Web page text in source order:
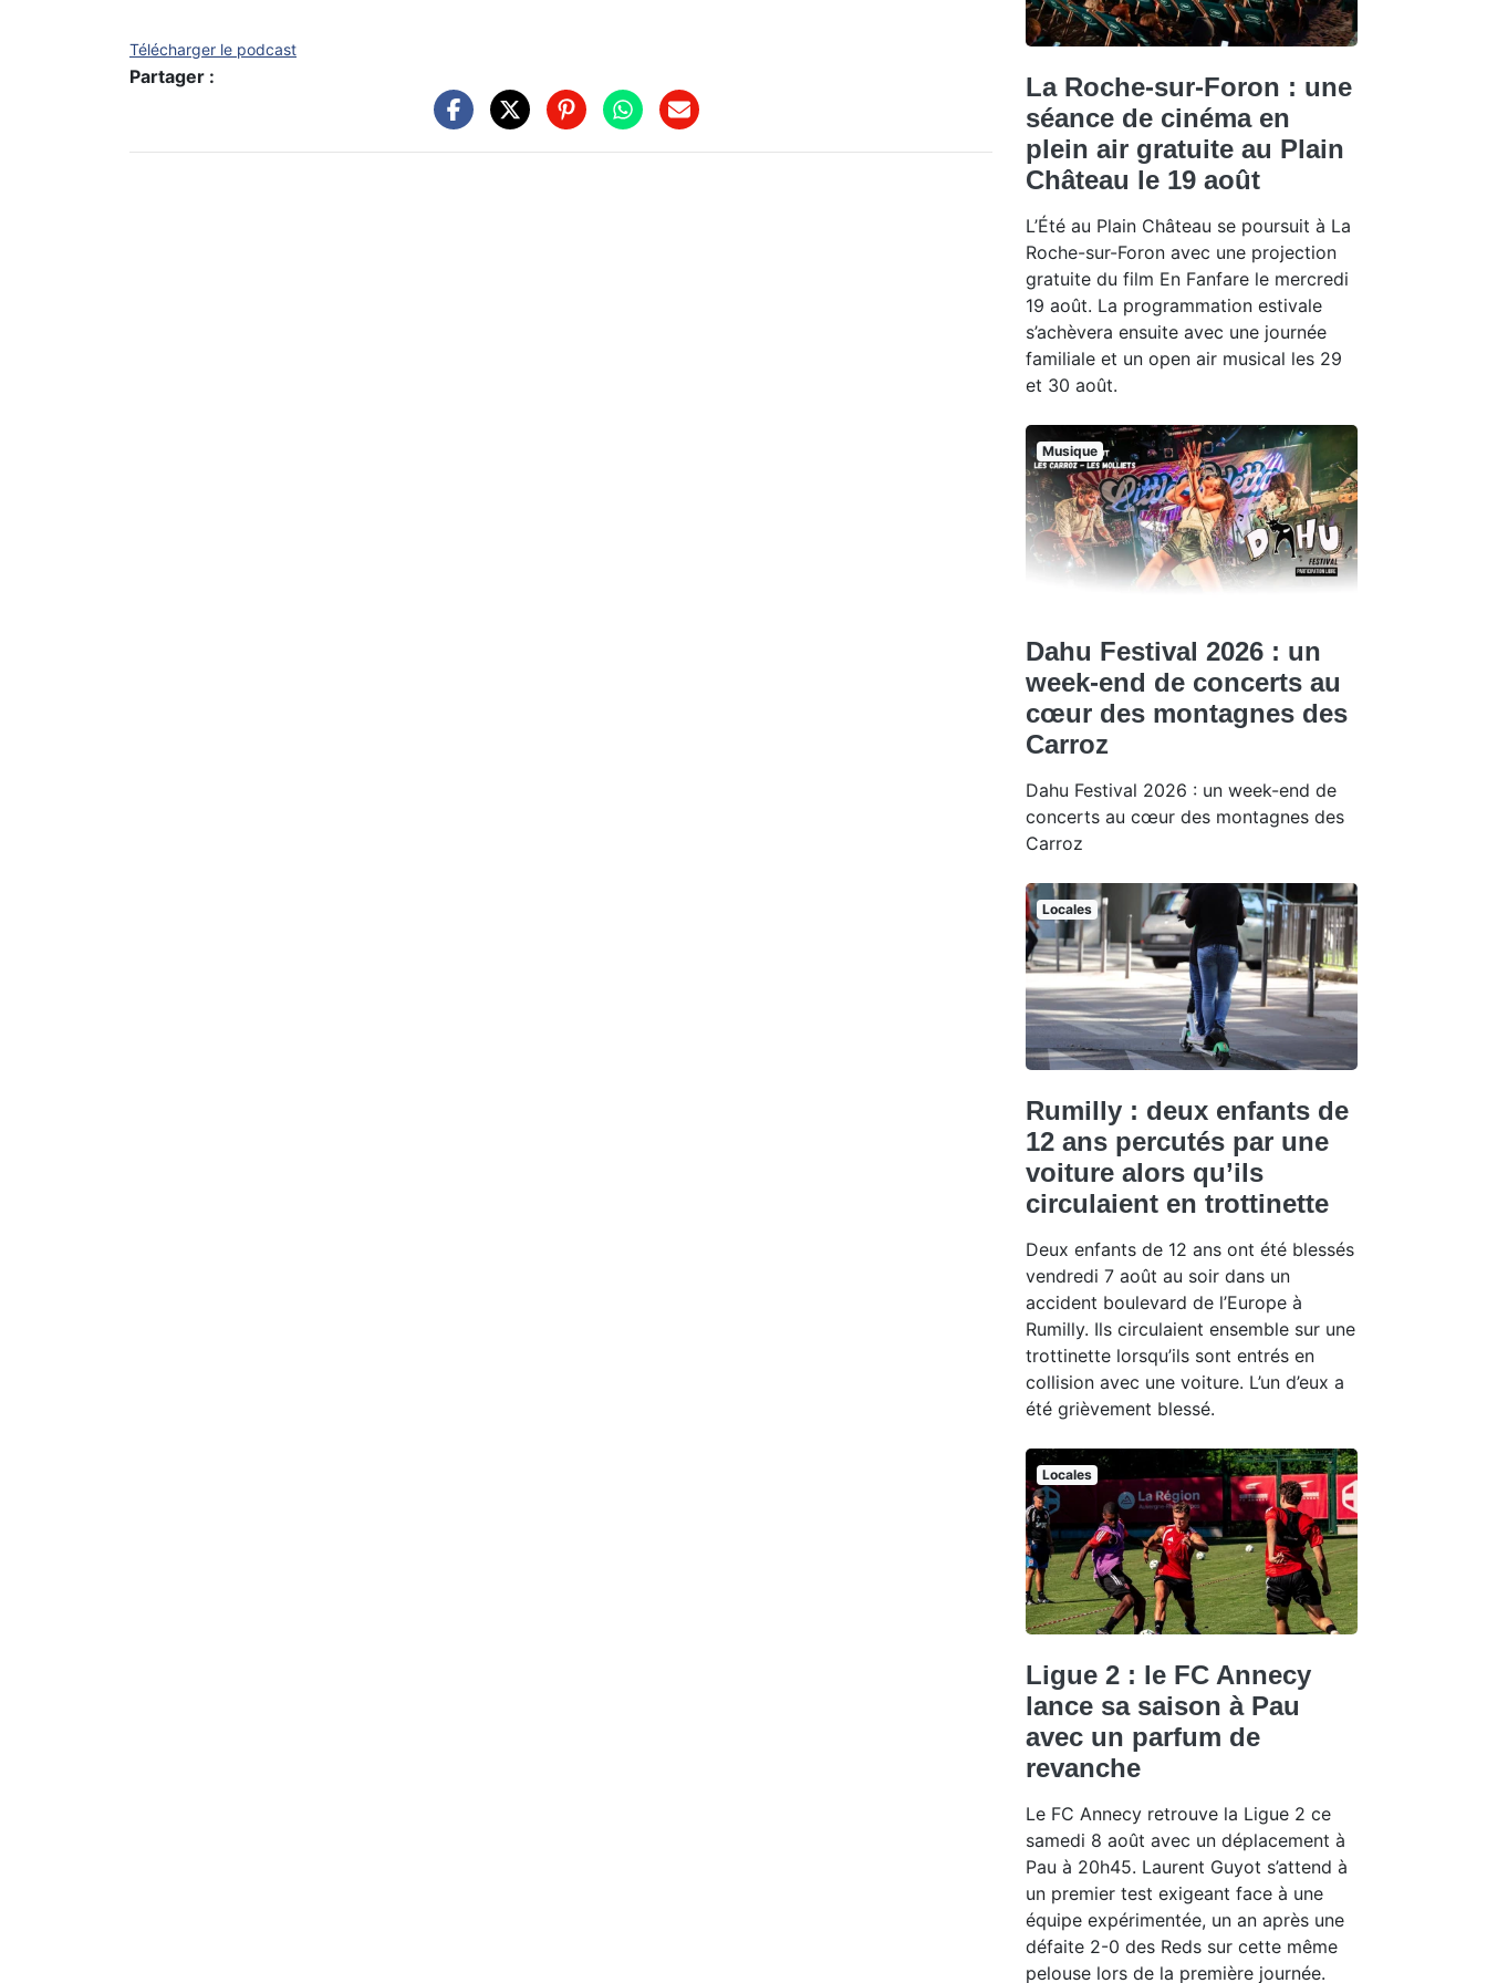
Télécharger le podcast
Partager :
La Roche-sur-Foron : une
séance de cinéma en
plein air gratuite au Plain
Château le 19 août
L’Été au Plain Château se poursuit à La
Roche-sur-Foron avec une projection
gratuite du film En Fanfare le mercredi
19 août. La programmation estivale
s’achèvera ensuite avec une journée
familiale et un open air musical les 29
et 30 août.
Musique
Dahu Festival 2026 : un
week-end de concerts au
cœur des montagnes des
Carroz
Dahu Festival 2026 : un week-end de
concerts au cœur des montagnes des
Carroz
Locales
Rumilly : deux enfants de
12 ans percutés par une
voiture alors qu’ils
circulaient en trottinette
Deux enfants de 12 ans ont été blessés
vendredi 7 août au soir dans un
accident boulevard de l’Europe à
Rumilly. Ils circulaient ensemble sur une
trottinette lorsqu’ils sont entrés en
collision avec une voiture. L’un d’eux a
été grièvement blessé.
Locales
Ligue 2 : le FC Annecy
lance sa saison à Pau
avec un parfum de
revanche
Le FC Annecy retrouve la Ligue 2 ce
samedi 8 août avec un déplacement à
Pau à 20h45. Laurent Guyot s’attend à
un premier test exigeant face à une
équipe expérimentée, un an après une
défaite 2-0 des Reds sur cette même
pelouse lors de la première journée.